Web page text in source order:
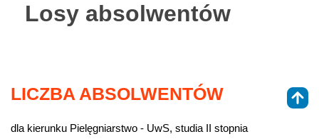
Losy absolwentów
LICZBA ABSOLWENTÓW
dla kierunku Pielęgniarstwo - UwS, studia II stopnia